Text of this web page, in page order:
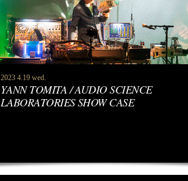
2023 4.19 wed.
YANN TOMITA / AUDIO SCIENCE
LABORATORIES SHOW CASE